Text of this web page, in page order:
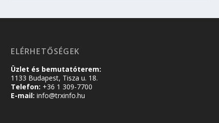
ELÉRHETŐSÉGEK
Üzlet és bemutatóterem:
1133 Budapest, Tisza u. 18.
Telefon: +36 1 309-7700
E-mail: info@trxinfo.hu